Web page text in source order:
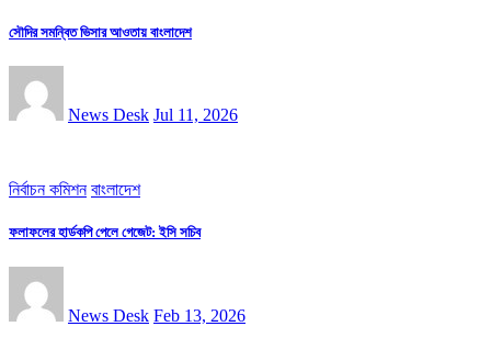
সৌদির সমন্বিত ভিসার আওতায় বাংলাদেশ
News Desk Jul 11, 2026
নির্বাচন কমিশন বাংলাদেশ
ফলাফলের হার্ডকপি পেলে গেজেট: ইসি সচিব
News Desk Feb 13, 2026